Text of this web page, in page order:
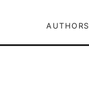
AUTHORS